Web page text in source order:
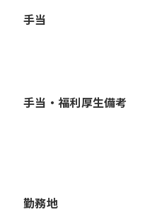
手当
手当・福利厚生備考
勤務地